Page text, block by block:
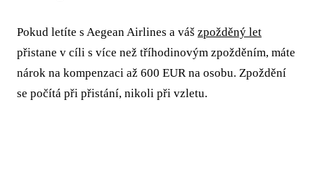
Pokud letíte s Aegean Airlines a váš zpožděný let
přistane v cíli s více než tříhodinovým zpožděním, máte
nárok na kompenzaci až 600 EUR na osobu. Zpoždění
se počítá při přistání, nikoli při vzletu.